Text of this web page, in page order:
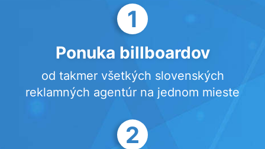
1
Ponuka billboardov
od takmer všetkých slovenských
reklamných agentúr na jednom mieste
2